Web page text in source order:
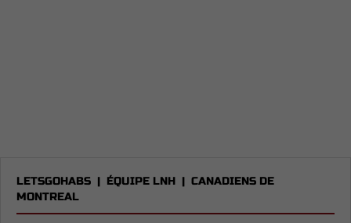
LETSGOHABS | ÉQUIPE LNH | CANADIENS DE
MONTREAL